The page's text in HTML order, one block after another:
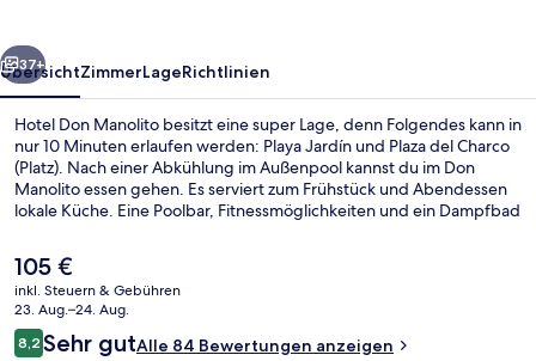
Weiter
37+
ÜbersichtZimmerLageRichtlinien
Hotel Don Manolito besitzt eine super Lage, denn Folgendes kann in
nur 10 Minuten erlaufen werden: Playa Jardín und Plaza del Charco
(Platz). Nach einer Abkühlung im Außenpool kannst du im Don
Manolito essen gehen. Es serviert zum Frühstück und Abendessen
lokale Küche. Eine Poolbar, Fitnessmöglichkeiten und ein Dampfbad
hilfsbereite Personal.
Der
aktuelle
Preis
beträgt
105 €.
105 €
inkl. Steuern & Gebühren
23. Aug.–24. Aug.
Bewertungen
8,28,2 von 10.
Sehr gutAlle 84 Bewertungen anzeigen